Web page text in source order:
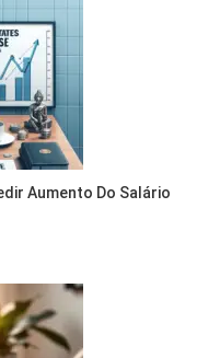
Aumento Do Salário